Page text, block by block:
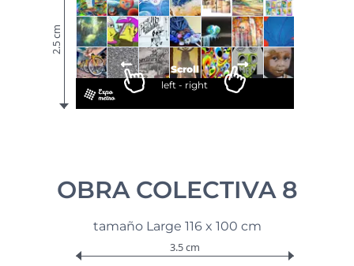
2.5 cm
Scroll
left - right
OBRA COLECTIVA 8
tamaño Large 116 x 100 cm
3.5 cm